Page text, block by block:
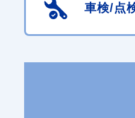
車検/点